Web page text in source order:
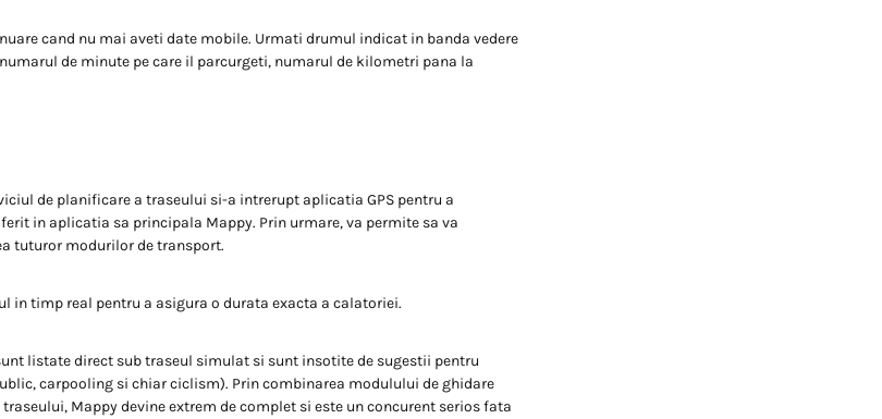
cand nu mai aveti date mobile. Urmati drumul indicat in banda vedere
de minute pe care il parcurgeti, numarul de kilometri pana la
de planificare a traseului si-a intrerupt aplicatia GPS pentru a
in aplicatia sa principala Mappy. Prin urmare, va permite sa va
tuturor modurilor de transport.
in timp real pentru a asigura o durata exacta a calatoriei.
listate direct sub traseul simulat si sunt insotite de sugestii pentru
carpooling si chiar ciclism). Prin combinarea modulului de ghidare
Mappy devine extrem de complet si este un concurent serios fata